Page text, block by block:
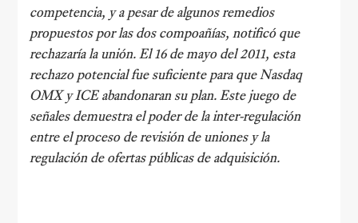
competencia, y a pesar de algunos remedios
propuestos por las dos compoañías, notificó que
rechazaría la unión. El 16 de mayo del 2011, esta
rechazo potencial fue suficiente para que Nasdaq
OMX y ICE abandonaran su plan. Este juego de
señales demuestra el poder de la inter-regulación
entre el proceso de revisión de uniones y la
regulación de ofertas públicas de adquisición.